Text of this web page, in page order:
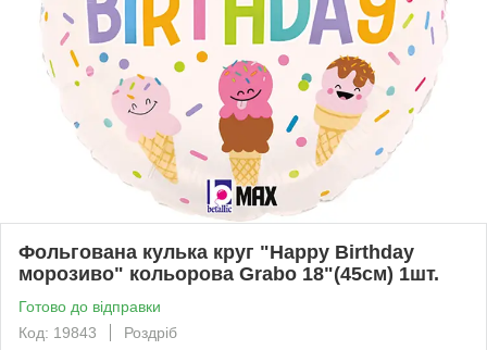
Фольгована кулька круг "Happy Birthday
морозиво" кольорова Grabo 18"(45см) 1шт.
Готово до відправки
Код: 19843
Роздріб